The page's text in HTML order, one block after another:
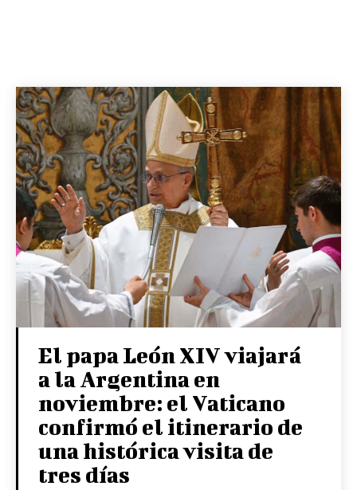
El papa León XIV viajará
a la Argentina en
noviembre: el Vaticano
confirmó el itinerario de
una histórica visita de
tres días